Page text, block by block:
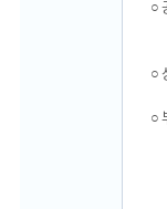
○
○
○